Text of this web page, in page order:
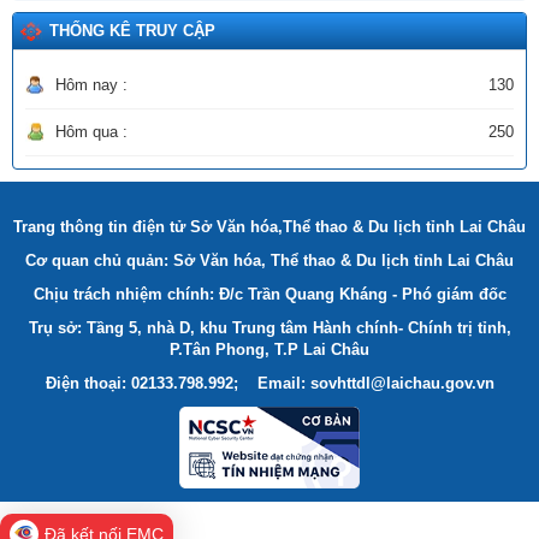
THỐNG KÊ TRUY CẬP
Hôm nay : 130
Hôm qua : 250
Trang thông tin điện tử Sở Văn hóa,Thể thao & Du lịch tỉnh Lai Châu
Cơ quan chủ quản: Sở Văn hóa, Thể thao & Du lịch tỉnh Lai Châu
Chịu trách nhiệm chính: Đ/c Trần Quang Kháng - Phó giám đốc
Trụ sở: Tầng 5, nhà D, khu Trung tâm Hành chính- Chính trị tỉnh,
P.Tân Phong, T.P Lai Châu
Điện thoại: 02133.798.992; Email: sovhttdl@laichau.gov.vn
Đã kết nối EMC